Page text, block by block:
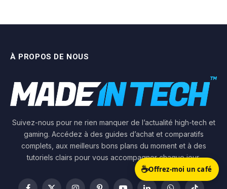
À PROPOS DE NOUS
Suivez-nous pour ne rien manquer de l’actualité high-tech et
gaming. Accédez à des guides d’achat et comparatifs
complets, aux meilleurs bons plans du moment et à des
tutoriels clairs pour vous accompagner chaque jour.
☕Offrez-moi un café